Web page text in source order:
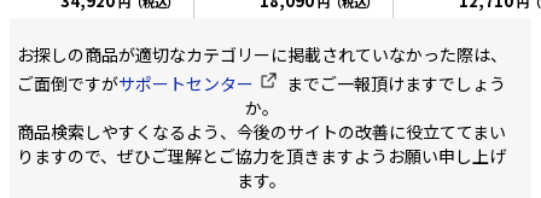
ードモデル ●ソフトなベ
タッチバックルを採用し
たハイグレードモデル ●
ワークポジショニング用
長:160～180cm ※標準
的な体型を目安にしたも
のです 質量:1090g 日本製
ス 電動ファン内蔵上着の
中ベルトタイプです。 ●
墜落制止用器具の規格 新
規格品 ●胸ベルトと腿ベ
ルトにワンタッチバック
ルを採用 ●腿ベルトが水
平型で圧迫感が少なく、
作業性がよい 適応身
長:160～180cm ※標準
ランヤード長:1100
具の規格 新規格品
グルランヤード ●
クトな長さから、
●1ロックフック ●
を出来るだけ抑え
させるショックア
お探しの商品が適切なカテゴリーに掲載されていなかった際は、
ご面倒ですがサポートセンター
までご一報頂けますでしょう
か。
商品検索しやすくなるよう、今後のサイトの改善に役立ててまい
りますので、ぜひご理解とご協力を頂きますようお願い申し上げ
ます。